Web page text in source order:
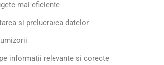
mai eficiente
si prelucrarea datelor
informatii relevante si corecte